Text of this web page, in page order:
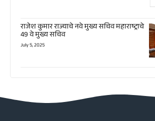
राजेश कुमार राज्याचे नवे मुख्य सचिव महाराष्ट्राचे
49 वे मुख्य सचिव
July 5, 2025